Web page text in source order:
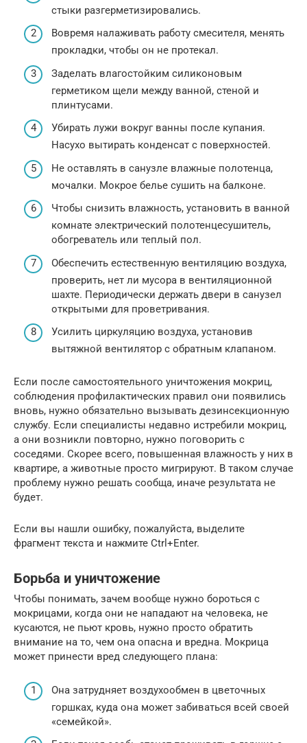
стыки разгерметизировались.
Вовремя налаживать работу смесителя, менять
прокладки, чтобы он не протекал.
Заделать влагостойким силиконовым
герметиком щели между ванной, стеной и
плинтусами.
Убирать лужи вокруг ванны после купания.
Насухо вытирать конденсат с поверхностей.
Не оставлять в санузле влажные полотенца,
мочалки. Мокрое белье сушить на балконе.
Чтобы снизить влажность, установить в ванной
комнате электрический полотенцесушитель,
обогреватель или теплый пол.
Обеспечить естественную вентиляцию воздуха,
проверить, нет ли мусора в вентиляционной
шахте. Периодически держать двери в санузел
открытыми для проветривания.
Усилить циркуляцию воздуха, установив
вытяжной вентилятор с обратным клапаном.
Если после самостоятельного уничтожения мокриц,
соблюдения профилактических правил они появились
вновь, нужно обязательно вызывать дезинсекционную
службу. Если специалисты недавно истребили мокриц,
а они возникли повторно, нужно поговорить с
соседями. Скорее всего, повышенная влажность у них в
квартире, а животные просто мигрируют. В таком случае
проблему нужно решать сообща, иначе результата не
будет.
Если вы нашли ошибку, пожалуйста, выделите
фрагмент текста и нажмите Ctrl+Enter.
Борьба и уничтожение
Чтобы понимать, зачем вообще нужно бороться с
мокрицами, когда они не нападают на человека, не
кусаются, не пьют кровь, нужно просто обратить
внимание на то, чем она опасна и вредна. Мокрица
может принести вред следующего плана:
Она затрудняет воздухообмен в цветочных
горшках, куда она может забиваться всей своей
«семейкой».